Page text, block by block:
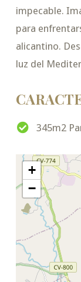
impecable.
para
alicantino.
luz del
345m2
+
−